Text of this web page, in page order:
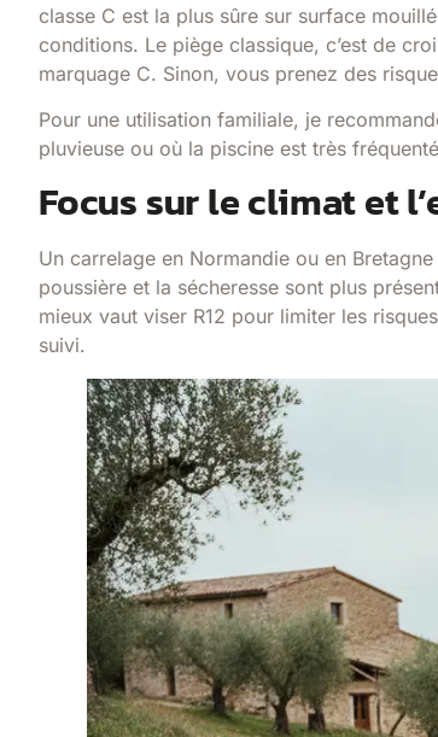
classe C est la plus sûre sur surface
conditions. Le piège classique, c’est de
marquage C. Sinon, vous prenez des
Pour une utilisation familiale, je
pluvieuse ou où la piscine est très
Focus sur le climat et
Un carrelage en Normandie ou en
poussière et la sécheresse sont plus
mieux vaut viser R12 pour limiter les
suivi.